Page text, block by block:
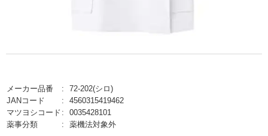
メーカー品番
72-202(シロ)
JANコード
4560315419462
マツヨシコード
0035428101
薬事分類
薬機法対象外